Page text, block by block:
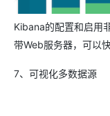
Kibana的配置和启用
带Web服务器，可以
7、可视化多数据源